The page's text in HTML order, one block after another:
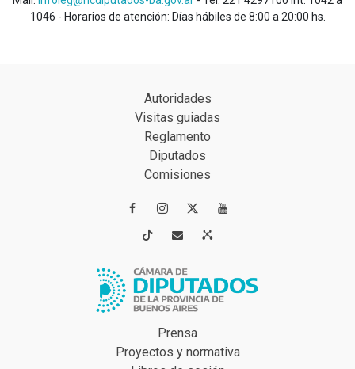
1046 - Horarios de atención: Días hábiles de 8:00 a 20:00 hs.
Autoridades
Visitas guiadas
Reglamento
Diputados
Comisiones
 
 
Prensa
Proyectos y normativa